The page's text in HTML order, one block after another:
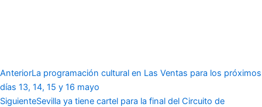
AnteriorLa programación cultural en Las Ventas para los próximos
días 13, 14, 15 y 16 mayo
SiguienteSevilla ya tiene cartel para la final del Circuito de